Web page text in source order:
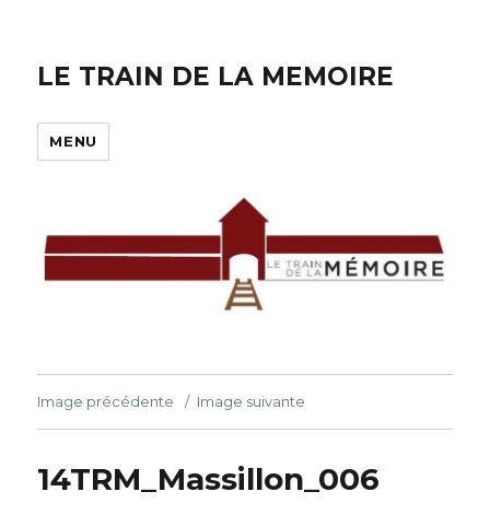
LE TRAIN DE LA MEMOIRE
MENU
Image précédente Image suivante
14TRM_Massillon_006